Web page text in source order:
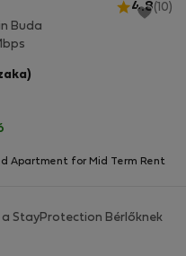
4.8(10)
Buda
Apartment for Mid Term Rent
StayProtection Bérlőknek